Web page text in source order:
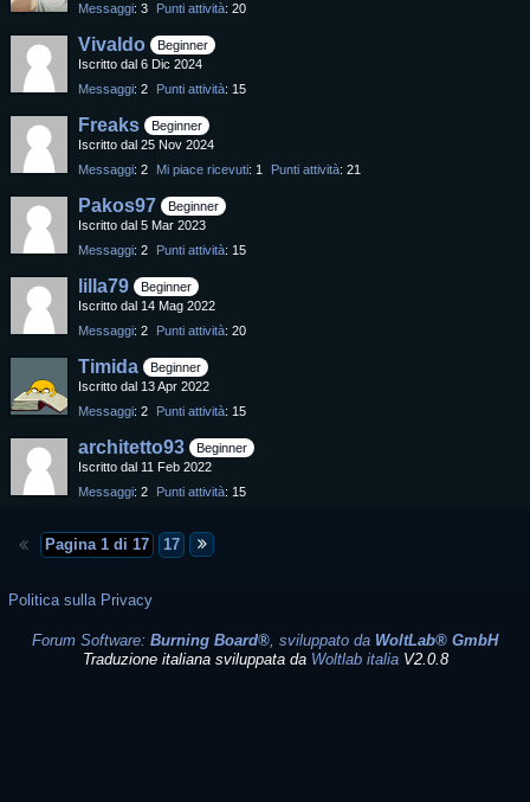
Messaggi 3 Punti attività 20
Vivaldo
Beginner
Iscritto dal 6 Dic 2024
Messaggi 2 Punti attività 15
Freaks
Beginner
Iscritto dal 25 Nov 2024
Messaggi 2 Mi piace ricevuti 1 Punti attività 21
Pakos97
Beginner
Iscritto dal 5 Mar 2023
Messaggi 2 Punti attività 15
lilla79
Beginner
Iscritto dal 14 Mag 2022
Messaggi 2 Punti attività 20
Timida
Beginner
Iscritto dal 13 Apr 2022
Messaggi 2 Punti attività 15
architetto93
Beginner
Iscritto dal 11 Feb 2022
Messaggi 2 Punti attività 15
Pagina 1 di 17 17
Politica sulla Privacy
Forum Software: Burning Board®, sviluppato da WoltLab® GmbH
Traduzione italiana sviluppata da Woltlab italiaV2.0.8